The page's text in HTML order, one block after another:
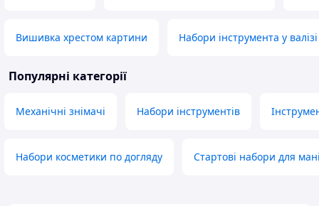
Вишивка хрестом картини Набори інструмента у валізі
Популярні категорії
Механічні знімачі Набори інструментів
Набори косметики по догляду Стартові набори для